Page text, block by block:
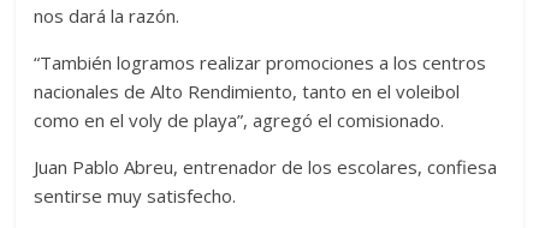
nos dará la razón.
“También logramos realizar promociones a los centros
nacionales de Alto Rendimiento, tanto en el voleibol
como en el voly de playa”, agregó el comisionado.
Juan Pablo Abreu, entrenador de los escolares, confiesa
sentirse muy satisfecho.